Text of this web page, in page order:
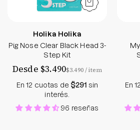
Holika Holika
Pig Nose Clear Black Head 3-
Step Kit
Desde $3.490$3.490/por
item
En 12 cuotas de $291 sin
interés.
96 reseñas
En